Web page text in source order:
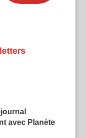
avec Planète